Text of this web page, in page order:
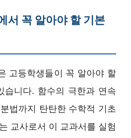
서 꼭 알아야 할 기본
고등학생들이 꼭 알아야 할
습니다. 함수의 극한과 연속
법까지 탄탄한 수학적 기초
교사로서 이 교과서를 실험